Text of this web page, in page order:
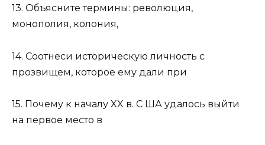
13. Объясните термины: революция,
монополия, колония,
14. Соотнеси историческую личность с
прозвищем, которое ему дали при
15. Почему к началу XX в. С ША удалось выйти
на первое место в